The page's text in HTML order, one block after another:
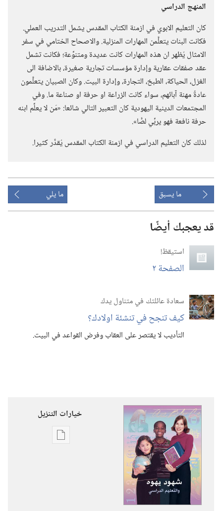
المنهج الدراسي
كان التعليم الابوي في ازمنة الكتاب المقدس يشمل التدريب العملي.‏
فكانت البنات يتعلَّمن المهارات المنزلية.‏ والاصحاح الختامي في سفر
الامثال يُظهر ان هذه المهارات كانت عديدة ومتنوِّعة؛‏ فكانت تشمل
عقد صفقات عقارية وإدارة مؤسسات تجارية صغيرة،‏ بالاضافة الى
الغزل،‏ الحياكة،‏ الطبخ،‏ التجارة،‏ وإدارة البيت.‏ وكان الصبيان يتعلَّمون
عادةً مهنة آبائهم،‏ سواء كانت الزراعة او حرفة او صناعة ما.‏ وفي
المجتمعات الدينية اليهودية كان التعبير التالي شائعا:‏ «مَن لا يعلِّم ابنه
حرفة نافعة فهو يربِّي لصًّا».‏
لذلك كان التعليم الدراسي في ازمنة الكتاب المقدس يُقدَّر كثيرا.‏
ما يسبق ما يلي
قد يعجبك أيضًا
استيقظ‏!‏
الصفحة ٢
سعادة عائلتك في متناول يدك
كيف تنجح في تنشئة اولادك؟‏
التأديب لا يقتصر على العقاب وفرض القواعد في البيت.‏
خيارات التنزيل
خيارات